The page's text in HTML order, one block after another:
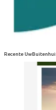
Recente